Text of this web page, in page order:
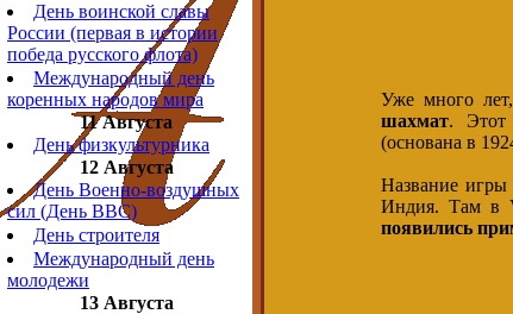
День воинской славы
России (первая в истории
победа русского флота)
Международный день
коренных народов мира
11 Августа
День физкультурника
12 Августа
День Военно-воздушных
сил (День ВВС)
День строителя
Международный день
молодежи
13 Августа
Уже много
шахмат. Этот
(основана в
Название игры
Индия. Там в
появились